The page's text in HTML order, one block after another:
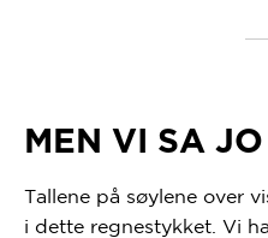
MEN VI SA
Tallene på søylene over
i dette regnestykket. Vi